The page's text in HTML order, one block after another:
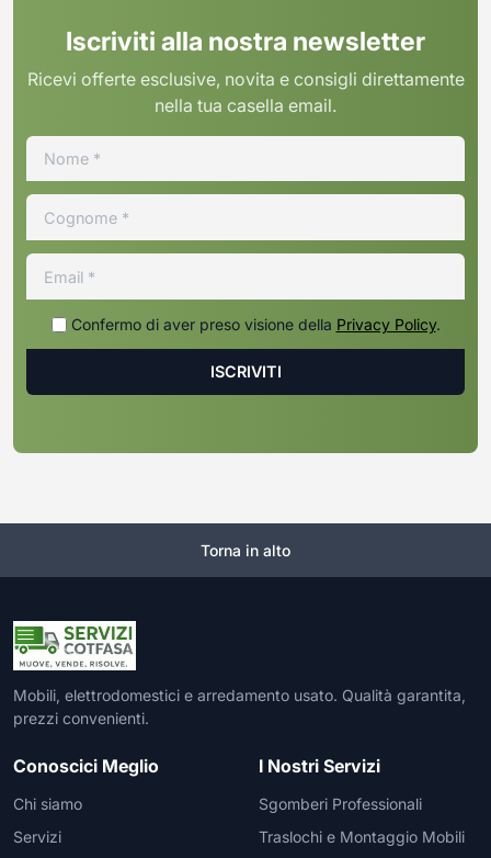
Iscriviti alla nostra newsletter
Ricevi offerte esclusive, novita e consigli direttamente
nella tua casella email.
Confermo di aver preso visione della Privacy Policy.
Torna in alto
Mobili, elettrodomestici e arredamento usato. Qualità garantita,
prezzi convenienti.
Conoscici Meglio
Chi siamo
Servizi
I Nostri Servizi
Sgomberi Professionali
Traslochi e Montaggio Mobili